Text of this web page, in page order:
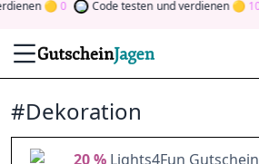
0 Code testen und verdienen 100
#Dekoration
20 % Lights4Fun Gutschein